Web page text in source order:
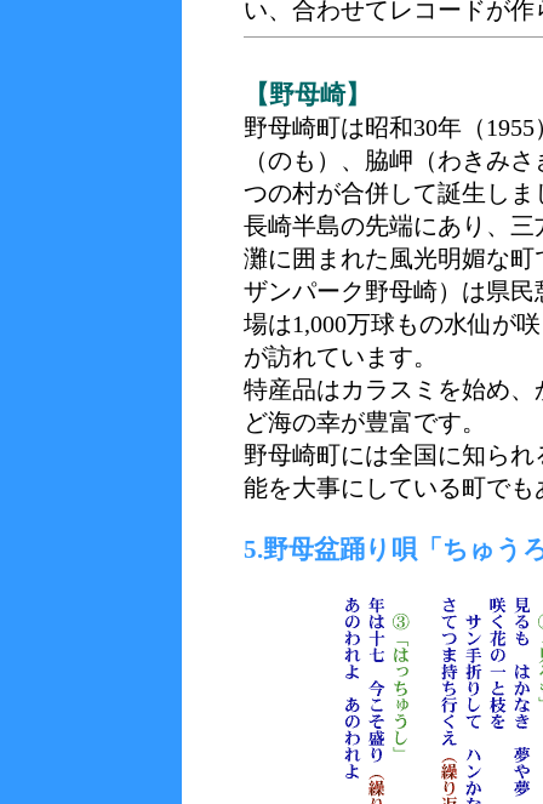
い、合わせてレコードが作
【野母崎】
野母崎町は昭和30年（
（のも）、脇岬（わきみ
つの村が合併して誕生しま
長崎半島の先端にあり、
灘に囲まれた風光明媚な
ザンパーク野母崎）は県
場は1,000万球もの水仙が
が訪れています。
特産品はカラスミを始め
ど海の幸が豊富です。
野母崎町には全国に知ら
能を大事にしている町でも
5.野母盆踊り唄「ちゅう